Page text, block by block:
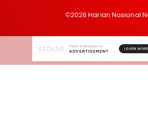
©2026 Harian Nasional